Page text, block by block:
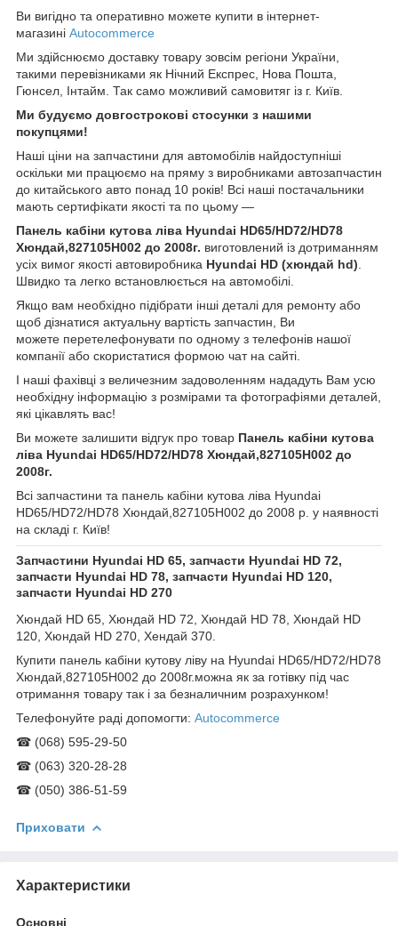
Ви вигідно та оперативно можете купити в інтернет-
магазині Autocommerce
Ми здійснюємо доставку товару зовсім регіони України,
такими перевізниками як Нічний Експрес, Нова Пошта,
Гюнсел, Інтайм. Так само можливий самовитяг із г. Київ.
Ми будуємо довгострокові стосунки з нашими
покупцями!
Наші ціни на запчастини для автомобілів найдоступніші
оскільки ми працюємо на пряму з виробниками автозапчастин
до китайського авто понад 10 років! Всі наші постачальники
мають сертифікати якості та по цьому —
Панель кабіни кутова ліва Hyundai HD65/HD72/HD78
Хюндай,827105H002 до 2008г. виготовлений із дотриманням
усіх вимог якості автовиробника Hyundai HD (хюндай hd)
Швидко та легко встановлюється на автомобілі.
Якщо вам необхідно підібрати інші деталі для ремонту або
щоб дізнатися актуальну вартість запчастин, Ви
можете перетелефонувати по одному з телефонів нашої
компанії або скористатися формою чат на сайті.
І наші фахівці з величезним задоволенням нададуть Вам усю
необхідну інформацію з розмірами та фотографіями деталей,
які цікавлять вас!
Ви можете залишити відгук про товар Панель кабіни кутова
ліва Hyundai HD65/HD72/HD78 Хюндай,827105H002 до
2008г.
Всі запчастини та панель кабіни кутова ліва Hyundai
HD65/HD72/HD78 Хюндай,827105H002 до 2008 р. у наявності
на складі г. Київ!
Запчастини Hyundai HD 65, запчасти Hyundai HD 72,
запчасти Hyundai HD 78, запчасти Hyundai HD 120,
запчасти Hyundai HD 270
Хюндай HD 65, Хюндай HD 72, Хюндай HD 78, Хюндай HD
120, Хюндай HD 270, Хендай 370.
Купити панель кабіни кутову ліву на Hyundai HD65/HD72/HD78
Хюндай,827105H002 до 2008г.можна як за готівку під час
отримання товару так і за безналичним розрахунком!
Телефонуйте раді допомогти: Autocommerce
☎ (068) 595-29-50
☎ (063) 320-28-28
☎ (050) 386-51-59
Приховати
Характеристики
Основні